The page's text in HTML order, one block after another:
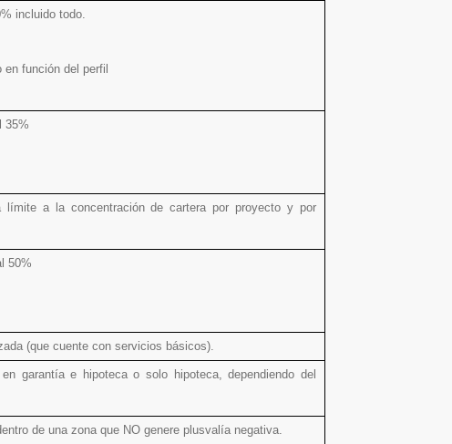
incluido todo.
en función del perfil
35%
límite a la concentración de cartera por proyecto y por
50%
(que cuente con servicios básicos).
garantía e hipoteca o solo hipoteca, dependiendo del
de una zona que NO genere plusvalía negativa.